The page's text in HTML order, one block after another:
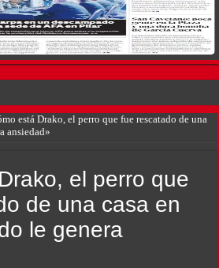
brilla en Peñarol de Montevideo: «¿Nos dieron
da Silva de la crisis con Argentina y a su
el crédito en dólares
Banco Central, coincide con Luis Caputo y
último en ver con vida a Maradona:
está Drako, el perro que fue rescatado de una
ansiedad»
el perro que
de una casa en
le genera